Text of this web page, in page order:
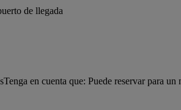
de llegada
Tenga en cuenta que: Puede reservar para un